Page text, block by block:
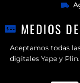
MEDIOS
Aceptamos todas
digitales Yape y Plin.